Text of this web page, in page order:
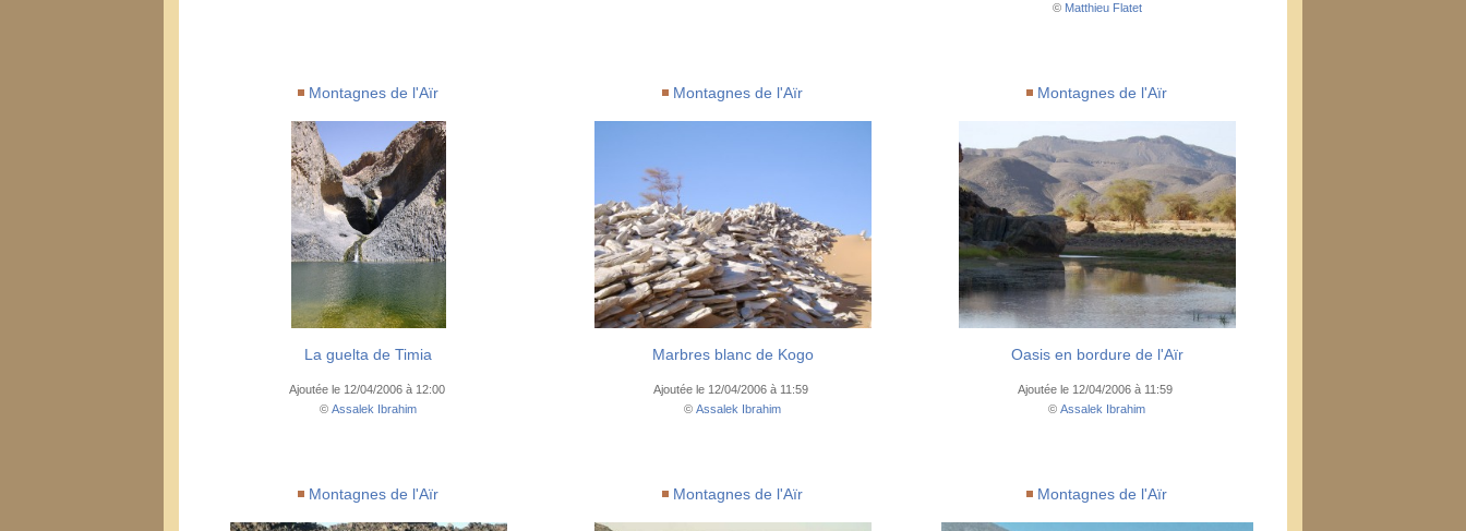
© Matthieu Flatet
Montagnes de l'Aïr
La guelta de Timia
Ajoutée le 12/04/2006 à 12:00
©Assalek Ibrahim
Montagnes de l'Aïr
Marbres blanc de Kogo
Ajoutée le 12/04/2006 à 11:59
©Assalek Ibrahim
Montagnes de l'Aïr
Oasis en bordure de l'Aïr
Ajoutée le 12/04/2006 à 11:59
©Assalek Ibrahim
Montagnes de l'Aïr Montagnes de l'Aïr Montagnes de l'Aïr